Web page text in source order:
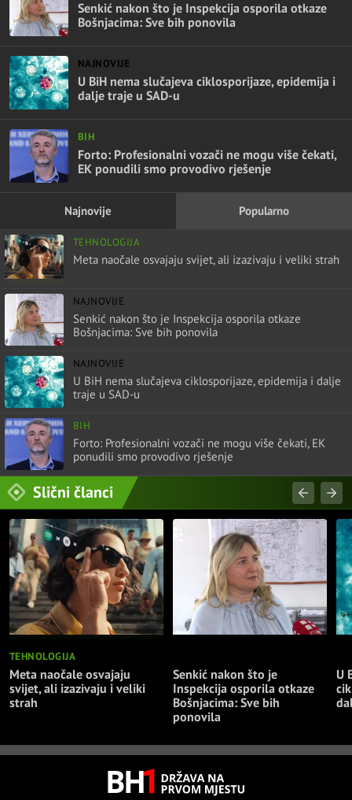
Senkić nakon što je Inspekcija osporila otkaze
Bošnjacima: Sve bih ponovila
NAJNOVIJE
U BiH nema slučajeva ciklosporijaze, epidemija i
dalje traje u SAD-u
BIH
Forto: Profesionalni vozači ne mogu više čekati,
EK ponudili smo provodivo rješenje
Najnovije Popularno
TEHNOLOGIJA
Meta naočale osvajaju svijet, ali izazivaju i veliki strah
NAJNOVIJE
Senkić nakon što je Inspekcija osporila otkaze
Bošnjacima: Sve bih ponovila
NAJNOVIJE
U BiH nema slučajeva ciklosporijaze, epidemija i dalje
traje u SAD-u
BIH
Forto: Profesionalni vozači ne mogu više čekati, EK
ponudili smo provodivo rješenje
Slični članci
TEHNOLOGIJA
Meta naočale osvajaju
svijet, ali izazivaju i veliki
strah
Senkić nakon što je
Inspekcija osporila otkaze
Bošnjacima: Sve bih
ponovila
U